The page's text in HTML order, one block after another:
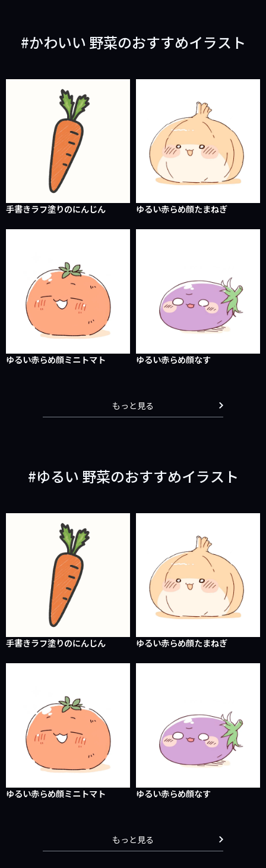
る
む
かわいい 野菜のおすすめイラスト
手書きラフ塗りのにんじん ゆるい赤らめ顔たまねぎ
ゆるい赤らめ顔ミニトマト ゆるい赤らめ顔なす
もっと見る
ゆるい 野菜のおすすめイラスト
手書きラフ塗りのにんじん ゆるい赤らめ顔たまねぎ
ゆるい赤らめ顔ミニトマト ゆるい赤らめ顔なす
もっと見る